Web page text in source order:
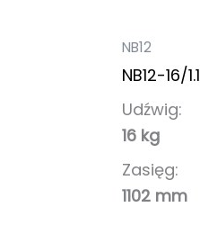
NB12
NB12-16/1.1
Udźwig:
16 kg
Zasięg:
1102 mm